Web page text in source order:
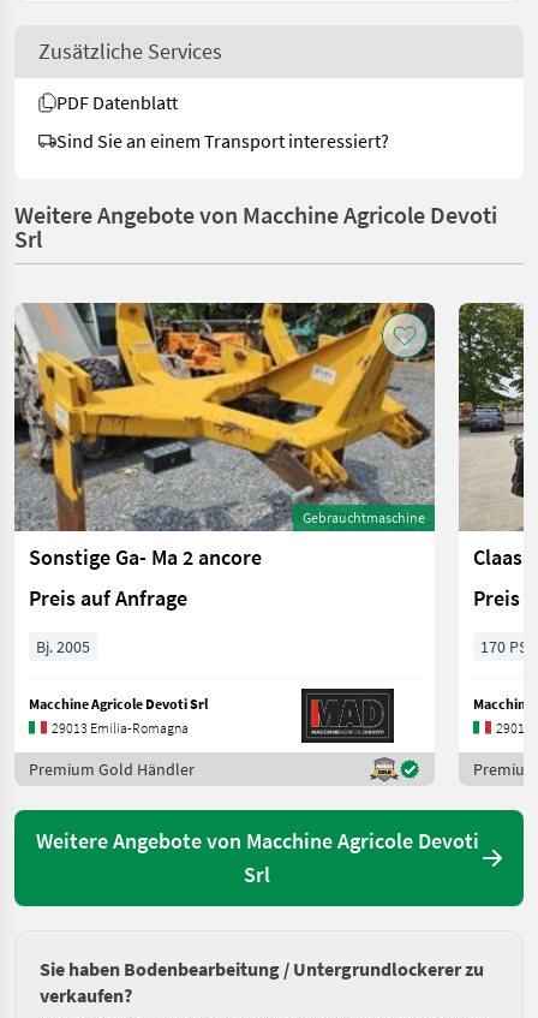
Zusätzliche Services
PDF Datenblatt
Sind Sie an einem Transport interessiert?
Weitere Angebote von Macchine Agricole Devoti
Srl
Gebrauchtmaschine
Sonstige Ga- Ma 2 ancore
Preis auf Anfrage
Bj. 2005
Macchine Agricole Devoti Srl
29013 Emilia-Romagna
Premium Gold Händler
Claas
Preis
170
Macchine
29013
Weitere Angebote von Macchine Agricole Devoti
Srl
Sie haben Bodenbearbeitung / Untergrundlockerer zu
verkaufen?